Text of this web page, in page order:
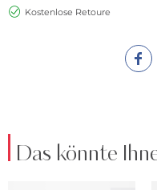
Kostenlose Retoure
Das könnte